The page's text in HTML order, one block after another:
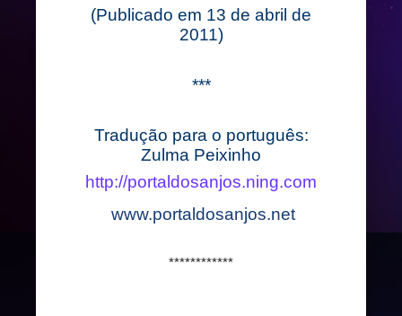
(Publicado em 13 de abril de
2011)
***
Tradução para o português:
Zulma Peixinho
http://portaldosanjos.ning.com
www.portaldosanjos.net
************